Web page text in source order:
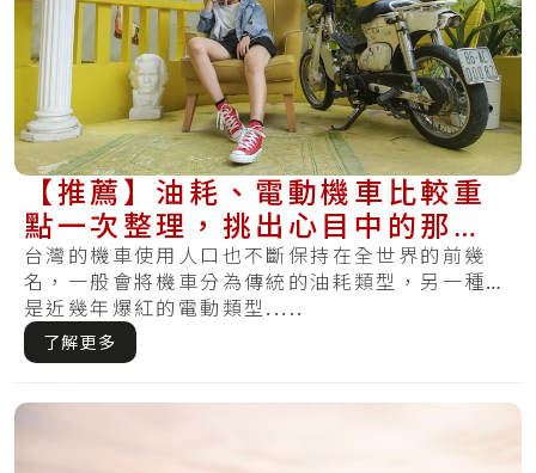
【推薦】油耗、電動機車比較重
點一次整理，挑出心目中的那台
機車
台灣的機車使用人口也不斷保持在全世界的前幾
名，一般會將機車分為傳統的油耗類型，另一種則
是近幾年爆紅的電動類型.....
了解更多